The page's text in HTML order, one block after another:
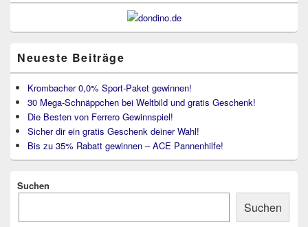
Neueste Beiträge
Krombacher 0,0% Sport-Paket gewinnen!
30 Mega-Schnäppchen bei Weltbild und gratis Geschenk!
Die Besten von Ferrero Gewinnspiel!
Sicher dir ein gratis Geschenk deiner Wahl!
Bis zu 35% Rabatt gewinnen – ACE Pannenhilfe!
Suchen
Suchen